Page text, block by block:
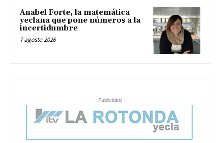
Anabel Forte, la matemática
yeclana que pone números a la
incertidumbre
7 agosto 2026
- Publicidad -